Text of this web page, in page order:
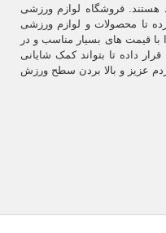
هستند. فروشگاه لوازم ورزشی
تا محصولات و لوازم ورزشی
با قیمت های بسیار مناسب و در
داده تا بتواند کمک شایانی
عزیز و بالا بردن سطح ورزش